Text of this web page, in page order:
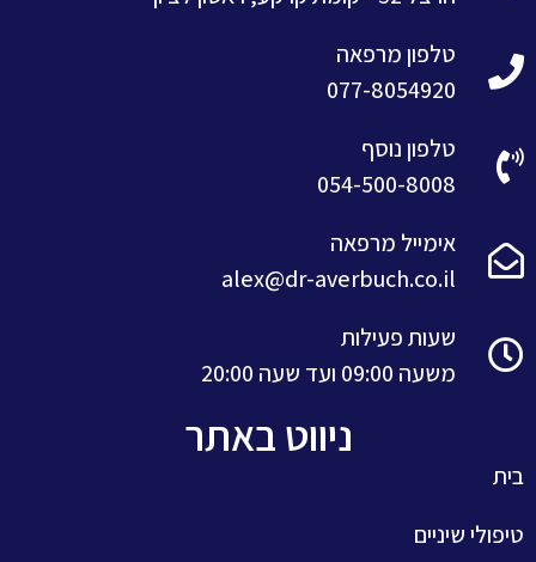
טלפון מרפאה
077-8054920
טלפון נוסף
054-500-8008
אימייל מרפאה
alex@dr-averbuch.co.il
שעות פעילות
משעה 09:00 ועד שעה 20:00
ניווט באתר
בית
טיפולי שיניים